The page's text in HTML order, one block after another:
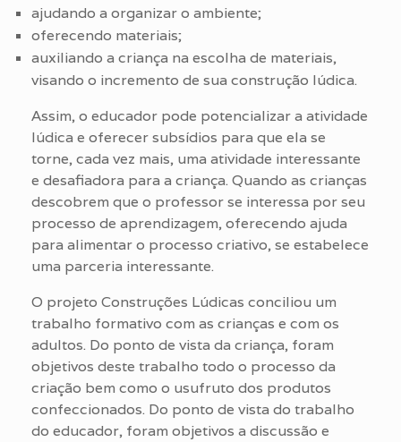
ajudando a organizar o ambiente;
oferecendo materiais;
auxiliando a criança na escolha de materiais,
visando o incremento de sua construção lúdica.
Assim, o educador pode potencializar a atividade
lúdica e oferecer subsídios para que ela se
torne, cada vez mais, uma atividade interessante
e desafiadora para a criança. Quando as crianças
descobrem que o professor se interessa por seu
processo de aprendizagem, oferecendo ajuda
para alimentar o processo criativo, se estabelece
uma parceria interessante.
O projeto Construções Lúdicas conciliou um
trabalho formativo com as crianças e com os
adultos. Do ponto de vista da criança, foram
objetivos deste trabalho todo o processo da
criação bem como o usufruto dos produtos
confeccionados. Do ponto de vista do trabalho
do educador, foram objetivos a discussão e